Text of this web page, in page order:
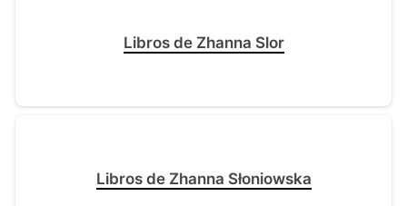
Libros de Zhanna Slor
Libros de Zhanna Słoniowska